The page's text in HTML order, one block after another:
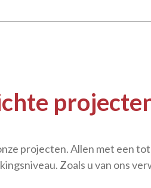
projecten. Allen met een
Zoals u van ons